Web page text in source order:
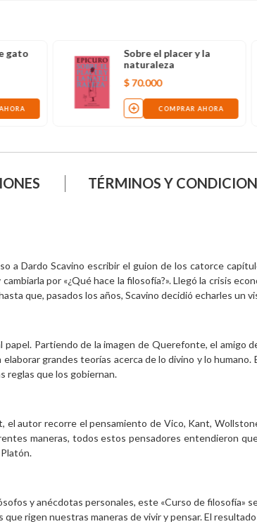
y la
AHORA
El camino estoico de la
felicidad
$49.000
COMPRAR AHORA
TÉRMINOS Y
a Dardo Scavino escribir el guion de los catorce
por «¿Qué hace la filosofía?». Llegó la crisis
que, pasados los años, Scavino decidió echarles un
Partiendo de la imagen de Querefonte, el amigo
grandes teorías acerca de lo divino y lo
reglas que los gobiernan.
el autor recorre el pensamiento de Vico, Kant,
maneras, todos estos pensadores entendieron
Platón.
y anécdotas personales, este «Curso de filosofía»
rigen nuestras maneras de vivir y pensar. El